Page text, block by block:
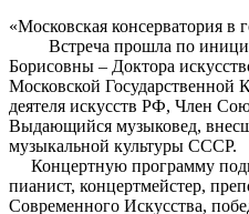
«Московская консерватория в
Встреча прошла по
Борисовны – Доктора
Московской Государственной
деятеля искусств РФ, Член
Выдающийся музыковед,
музыкальной культуры СССР.
Концертную программу
пианист, концертмейстер,
Современного Искусства,